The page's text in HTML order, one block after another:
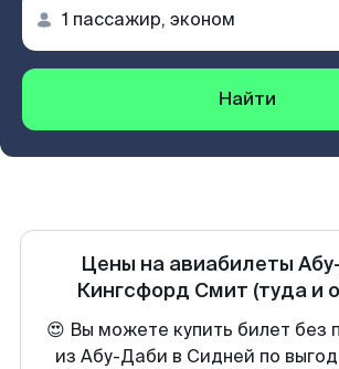
Найти
Цены на авиабилеты
Кингсфорд Смит (туда и
😍 Вы можете купить билет без
из Абу-Даби в Сидней по